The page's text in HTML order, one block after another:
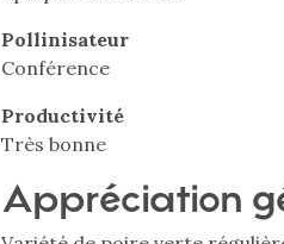
Pollinisateur
Conférence
Productivité
Très bonne
Appréciation